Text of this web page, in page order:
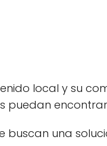
local y su
una